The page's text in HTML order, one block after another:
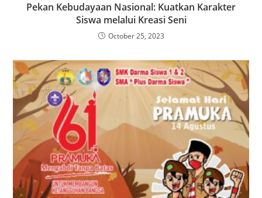
Pekan Kebudayaan Nasional: Kuatkan Karakter
Siswa melalui Kreasi Seni
October 25, 2023